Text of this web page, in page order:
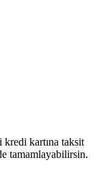
kredi kartına taksit
tamamlayabilirsin.